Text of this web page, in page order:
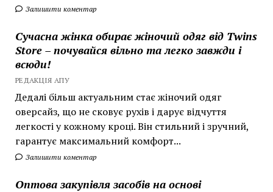
Залишити коментар
Сучасна жінка обирає жіночий одяг від Twins
Store – почувайся вільно та легко завжди і
всюди!
РЕДАКЦІЯ АПУ
Дедалі більш актуальним стає жіночий одяг
оверсайз, що не сковує рухів і дарує відчуття
легкості у кожному кроці. Він стильний і зручний,
гарантує максимальний комфорт...
Залишити коментар
Оптова закупівля засобів на основі